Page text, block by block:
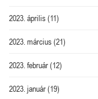
2023. április(11)
2023. március(21)
2023. február(12)
2023. január(19)